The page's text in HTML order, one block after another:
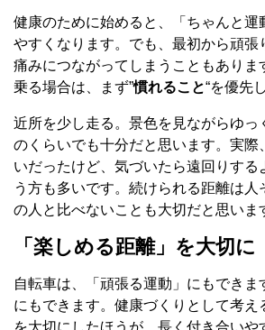
健康のために始めると、「ちゃんと運
やすくなります。でも、最初から頑張
痛みにつながってしまうこともありま
乗る場合は、まず”慣れること“を優先
近所を少し走る。景色を見ながらゆっ
のくらいでも十分だと思います。実際
いだったけど、気づいたら遠回りする
う方も多いです。続けられる距離は
の人と比べないことも大切だと思いま
「楽しめる距離」を大切に
自転車は、「頑張る運動」にもできま
にもできます。健康づくりとして考え
を大切にしたほうが、長く付き合いや